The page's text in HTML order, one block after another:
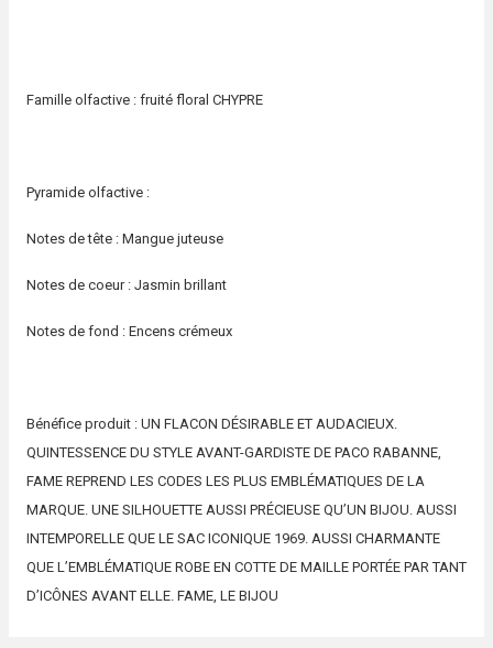
Famille olfactive : fruité floral CHYPRE
Pyramide olfactive :
Notes de tête : Mangue juteuse
Notes de coeur : Jasmin brillant
Notes de fond : Encens crémeux
Bénéfice produit : UN FLACON DÉSIRABLE ET AUDACIEUX.
QUINTESSENCE DU STYLE AVANT-GARDISTE DE PACO RABANNE,
FAME REPREND LES CODES LES PLUS EMBLÉMATIQUES DE LA
MARQUE. UNE SILHOUETTE AUSSI PRÉCIEUSE QU’UN BIJOU. AUSSI
INTEMPORELLE QUE LE SAC ICONIQUE 1969. AUSSI CHARMANTE
QUE L’EMBLÉMATIQUE ROBE EN COTTE DE MAILLE PORTÉE PAR TANT
D’ICÔNES AVANT ELLE. FAME, LE BIJOU